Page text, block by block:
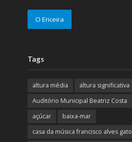
O Ericeira
Tags
altura média altura significativa
Auditório Municipal Beatriz Costa
açúcar
baixa-mar
casa da música francisco alves gato